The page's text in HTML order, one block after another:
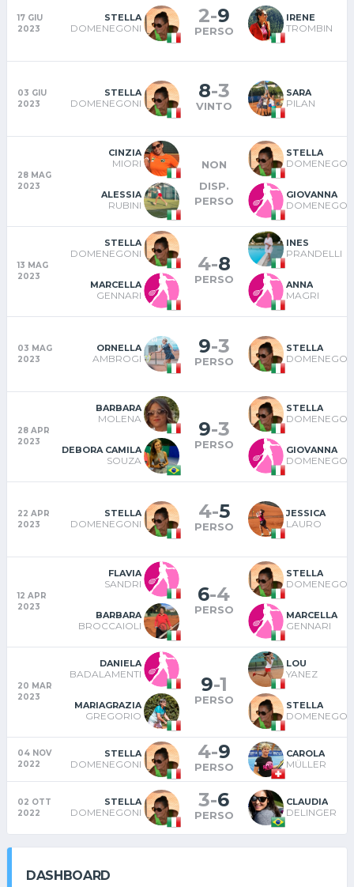
17 GIU
2023
STELLA
DOMENEGONI
2-9
PERSO
IRENE
TROMBIN
03 GIU
2023
STELLA
DOMENEGONI
8-3
VINTO
SARA
PILAN
28 MAG
2023
CINZIA
MIORI
ALESSIA
RUBINI
NON
DISP.
PERSO
STELLA
GIOVANNA
13 MAG
2023
STELLA
DOMENEGONI
MARCELLA
GENNARI
4-8
PERSO
INES
PRANDELLI
ANNA
MAGRI
03 MAG
2023
ORNELLA
AMBROGI
9-3
PERSO
STELLA
28 APR
2023
BARBARA
MOLENA
DEBORA CAMILA
SOUZA
9-3
PERSO
STELLA
GIOVANNA
22 APR
2023
STELLA
DOMENEGONI
4-5
PERSO
JESSICA
LAURO
12 APR
2023
FLAVIA
SANDRI
BARBARA
BROCCAIOLI
6-4
PERSO
STELLA
MARCELLA
GENNARI
20 MAR
2023
DANIELA
BADALAMENTI
MARIAGRAZIA
GREGORIO
9-1
PERSO
LOU
YANEZ
STELLA
04 NOV
2022
STELLA
DOMENEGONI
4-9
PERSO
CAROLA
MÜLLER
02 OTT
2022
STELLA
DOMENEGONI
3-6
PERSO
CLAUDIA
DELINGER
DASHBOARD